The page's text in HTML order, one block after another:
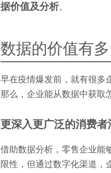
据价值及分析。
数据的价值有
早在疫情爆发前，就有很多
那么，企业能从数据中获取
更深入更广泛的消费者
借助数据分析，零售企业能
限性，但通过数字化渠道，